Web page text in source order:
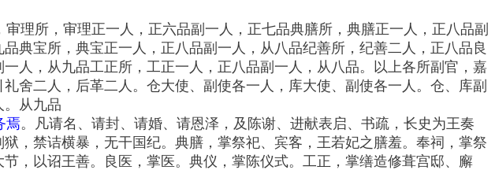
理所，审理正一人，正六品副一人，正七品典膳所，典膳正一人，正八品副
典宝所，典宝正一人，正八品副一人，从八品纪善所，纪善二人，正八品良
人，从九品工正所，工正一人，正八品副一人，从八品。以上各所副官，嘉
舍二人，后革二人。仓大使、副使各一人，库大使、副使各一人。仓、库副
。从九品
焉。凡请名、请封、请婚、请恩泽，及陈谢、进献表启、书疏，长史为王奏
，禁诘横暴，无干国纪。典膳，掌祭祀、宾客，王若妃之膳羞。奉祠，掌祭
，以诏王善。良医，掌医。典仪，掌陈仪式。工正，掌缮造修葺宫邸、廨